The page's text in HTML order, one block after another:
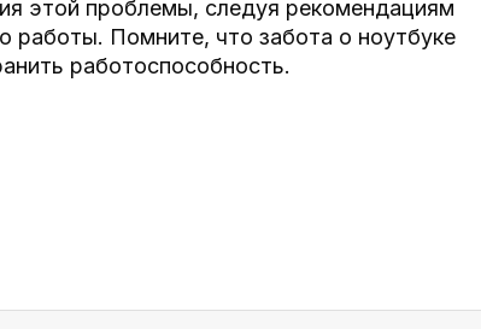
этой проблемы, следуя рекомендациям
работы. Помните, что забота о ноутбуке
работоспособность.